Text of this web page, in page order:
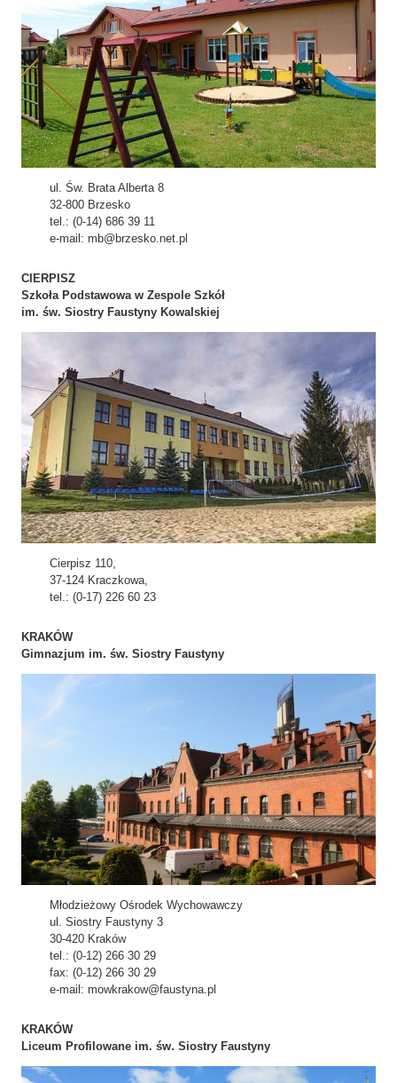
ul. Św. Brata Alberta 8
32-800 Brzesko
tel.: (0-14) 686 39 11
e-mail: mb@brzesko.net.pl
CIERPISZ
Szkoła Podstawowa w Zespole Szkół
im. św. Siostry Faustyny Kowalskiej
Cierpisz 110,
37-124 Kraczkowa,
tel.: (0-17) 226 60 23
KRAKÓW
Gimnazjum im. św. Siostry Faustyny
Młodzieżowy Ośrodek Wychowawczy
ul. Siostry Faustyny 3
30-420 Kraków
tel.: (0-12) 266 30 29
fax: (0-12) 266 30 29
e-mail: mowkrakow@faustyna.pl
KRAKÓW
Liceum Profilowane im. św. Siostry Faustyny